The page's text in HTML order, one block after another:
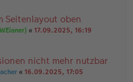
Seitenlayout oben
« 17.09.2025, 16:19
nicht mehr nutzbar
« 16.09.2025, 17:05